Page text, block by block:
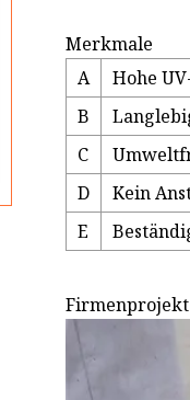
Merkmale
A
Hohe
B
C
D
Kein
E
Firmenprojekt